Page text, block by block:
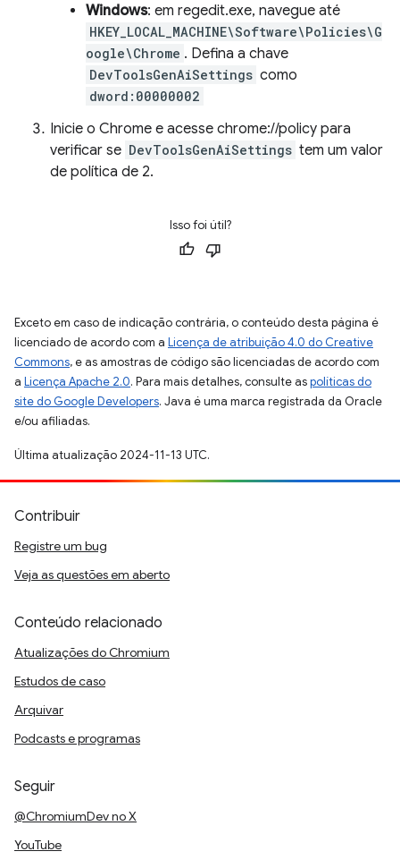
Windows: em regedit.exe, navegue até
HKEY_LOCAL_MACHINE\Software\Policies\G
oogle\Chrome . Defina a chave
DevToolsGenAiSettings como
dword:00000002
Inicie o Chrome e acesse chrome://policy para
verificar se DevToolsGenAiSettings tem um valor
de política de 2.
Isso foi útil?
Exceto em caso de indicação contrária, o conteúdo desta página é
licenciado de acordo com a Licença de atribuição 4.0 do Creative
Commons, e as amostras de código são licenciadas de acordo com
a Licença Apache 2.0. Para mais detalhes, consulte aspolíticas do
site do Google Developers. Java é uma marca registrada da Oracle
e/ou afiliadas.
Última atualização 2024-11-13 UTC.
Contribuir
Registre um bug
Veja as questões em aberto
Conteúdo relacionado
Atualizações do Chromium
Estudos de caso
Arquivar
Podcasts e programas
Seguir
@ChromiumDev no X
YouTube